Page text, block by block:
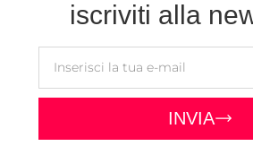
iscriviti alla
INVIA